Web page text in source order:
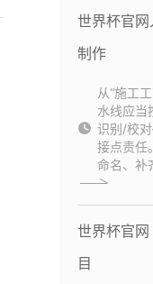
世界杯官
制作
从“施工
水线应
识别/校
接点责任
命名、补
世界杯官
目